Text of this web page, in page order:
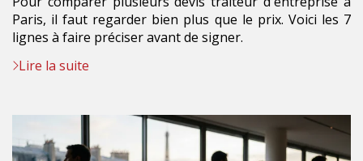
Paris, il faut regarder bien plus que le prix. Voici les 7
lignes à faire préciser avant de signer.
Lire la suite